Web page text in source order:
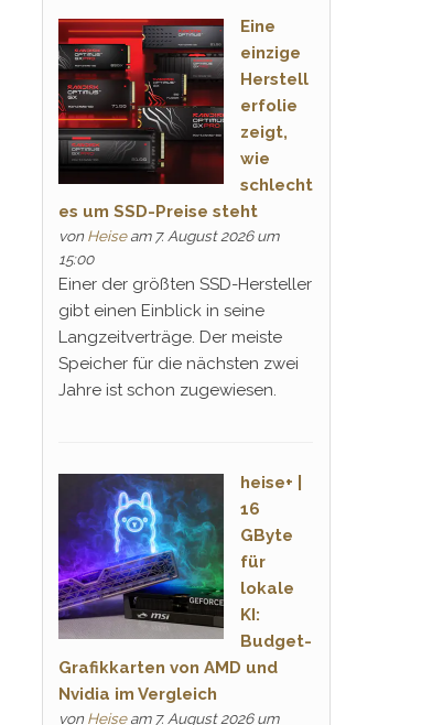
Eine
einzige
Herstell
erfolie
zeigt,
wie
schlecht
es um SSD-Preise steht
vonHeiseam 7. August 2026 um
15:00
Einer der größten SSD-Hersteller
gibt einen Einblick in seine
Langzeitverträge. Der meiste
Speicher für die nächsten zwei
Jahre ist schon zugewiesen.
heise+ |
16
GByte
für
lokale
KI:
Budget-
Grafikkarten von AMD und
Nvidia im Vergleich
vonHeiseam 7. August 2026 um